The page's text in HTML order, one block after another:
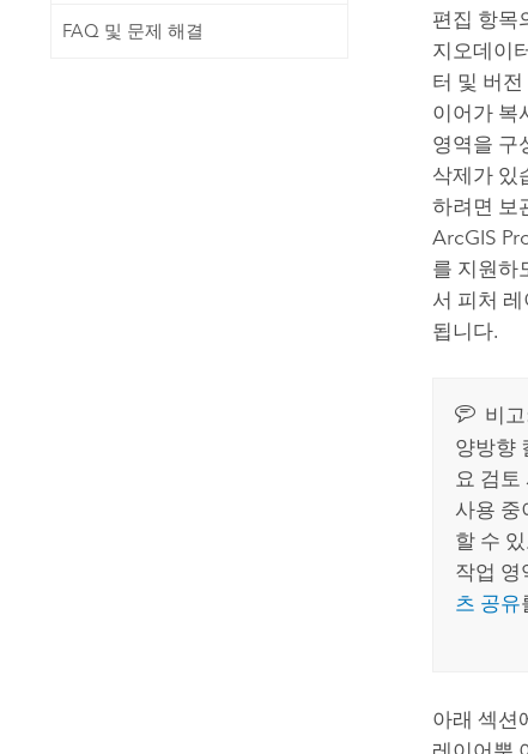
FAQ 및 문제 해결
편집 항목
지오데이
터 및 버
이어가 복
영역을 구
삭제가 있
하려면 보
ArcGIS
를 지원하
서 피처
됩니다.
비고:
양방향
요 검토
사용 중
할 수
작업 영
츠 공유
아래 섹션